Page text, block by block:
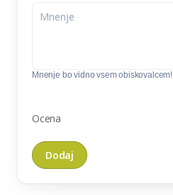
Mnenje bo vidno vsem obiskovalcem!
Ocena